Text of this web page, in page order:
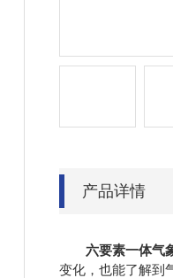
产品详情
六要素一体气
变化，也能了解到